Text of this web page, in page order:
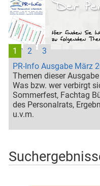
PR-Info Ausgabe März
Themen dieser
Was bzw. wer verbirgt
Sommerfest, Fachtag
des Personalrats,
u.v.m.
1 2 3